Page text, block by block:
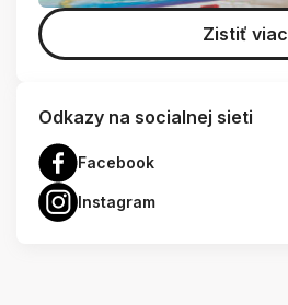
Zistiť viac
Odkazy na socialnej sieti
Facebook
Instagram